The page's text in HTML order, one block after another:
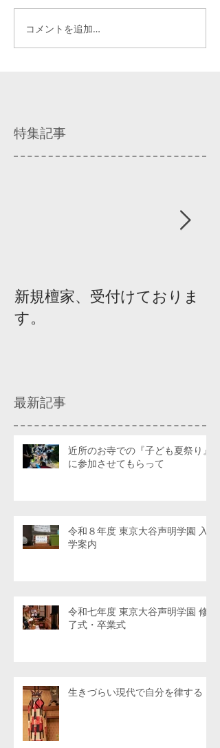
コメントを追加…
特集記事
新規檀家、受付けておりま
す。
最新記事
近所のお寺での『子ども夏祭り』
に参加させてもらって
令和８年度 東京大谷声明学園 入
学案内
令和七年度 東京大谷声明学園 修
了式・卒業式
生きづらい現代で自分を律する